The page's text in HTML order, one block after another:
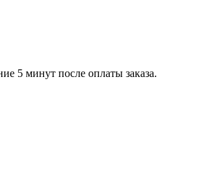
5 минут после оплаты заказа.